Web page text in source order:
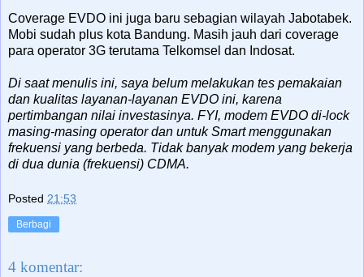
Coverage EVDO ini juga baru sebagian wilayah Jabotabek.
Mobi sudah plus kota Bandung. Masih jauh dari coverage
para operator 3G terutama Telkomsel dan Indosat.
Di saat menulis ini, saya belum melakukan tes pemakaian
dan kualitas layanan-layanan EVDO ini, karena
pertimbangan nilai investasinya. FYI, modem EVDO di-lock
masing-masing operator dan untuk Smart menggunakan
frekuensi yang berbeda. Tidak banyak modem yang bekerja
di dua dunia (frekuensi) CDMA.
Posted 21:53
Berbagi
4 komentar: